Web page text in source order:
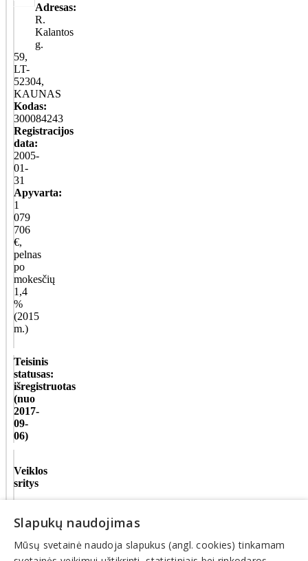
Adresas:
R.
Kalantos
g.
59,
LT-
52304,
KAUNAS
Kodas:
300084243
Registracijos
data:
2005-
01-
31
Apyvarta:
1
079
706
€,
pelnas
po
mokesčių
1,4
%
(2015
m.)
Teisinis
statusas:
išregistruotas
(nuo
2017-
09-
06)
Veiklos
sritys
tiltų
priežiūra
Slapukų naudojimas
Mūsų svetainė naudoja slapukus (angl. cookies) tinkamam